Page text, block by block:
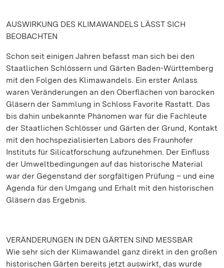
AUSWIRKUNG DES KLIMAWANDELS LÄSST SICH
BEOBACHTEN
Schon seit einigen Jahren befasst man sich bei den
Staatlichen Schlössern und Gärten Baden-Württemberg
mit den Folgen des Klimawandels. Ein erster Anlass
waren Veränderungen an den Oberflächen von barocken
Gläsern der Sammlung in Schloss Favorite Rastatt. Das
bis dahin unbekannte Phänomen war für die Fachleute
der Staatlichen Schlösser und Gärten der Grund, Kontakt
mit den hochspezialisierten Labors des Fraunhofer
Instituts für Silicatforschung aufzunehmen. Der Einfluss
der Umweltbedingungen auf das historische Material
war der Gegenstand der sorgfältigen Prüfung – und eine
Agenda für den Umgang und Erhalt mit den historischen
Gläsern das Ergebnis.
VERÄNDERUNGEN IN DEN GÄRTEN SIND MESSBAR
Wie sehr sich der Klimawandel ganz direkt in den großen
historischen Gärten bereits jetzt auswirkt, das wurde